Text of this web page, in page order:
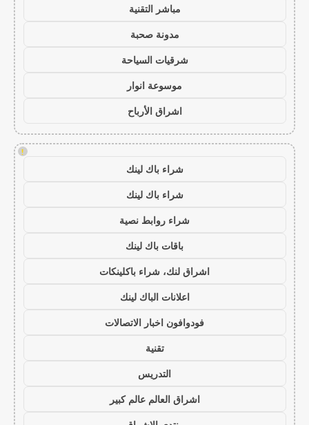
مباشر التقنية
مدونة صحبة
شرقيات السياحة
موسوعة انوار
اشراق الأرباح
!
شراء باك لينك
شراء باك لينك
شراء روابط نصية
باقات باك لينك
اشراق لنك، شراء باكلينكات
اعلانات الباك لينك
فودوافون اخبار الاتصالات
تقنية
التدريس
اشراق العالم عالم كبير